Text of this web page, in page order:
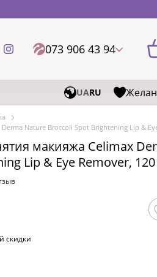
073 906 43 94
UARU
Nature Broccoli Spot Brightening Lip &
макияжа Celimax
Lip & Eye Remover,
скидки